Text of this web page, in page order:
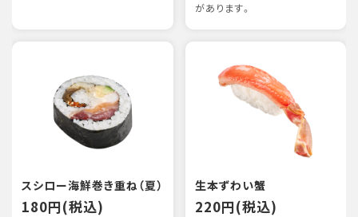
があります。
スシロー海鮮巻き重ね（夏）
180円(税込)
生本ずわい蟹
220円(税込)